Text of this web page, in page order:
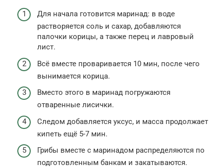
Для начала готовится маринад: в воде
растворяется соль и сахар, добавляются
палочки корицы, а также перец и лавровый
лист.
Всё вместе проваривается 10 мин, после чего
вынимается корица.
Вместо этого в маринад погружаются
отваренные лисички.
Следом добавляется уксус, и масса продолжает
кипеть ещё 5-7 мин.
Грибы вместе с маринадом распределяются по
подготовленным банкам и закатываются.